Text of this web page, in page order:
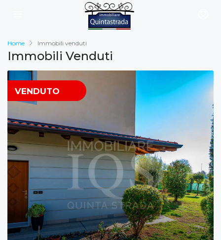
Home Immobili venduti
Immobili Venduti
VENDUTO